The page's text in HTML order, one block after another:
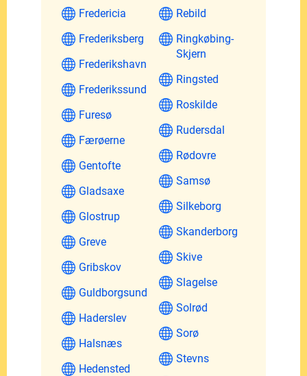
Fredericia
Frederiksberg
Frederikshavn
Frederikssund
Furesø
Færøerne
Gentofte
Gladsaxe
Glostrup
Greve
Gribskov
Guldborgsund
Haderslev
Halsnæs
Hedensted
Rebild
Ringkøbing-
Skjern
Ringsted
Roskilde
Rudersdal
Rødovre
Samsø
Silkeborg
Skanderborg
Skive
Slagelse
Solrød
Sorø
Stevns